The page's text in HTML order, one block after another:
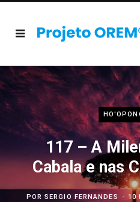
117 – A
Cabala e nas
PORSERGIO FERNANDES 10